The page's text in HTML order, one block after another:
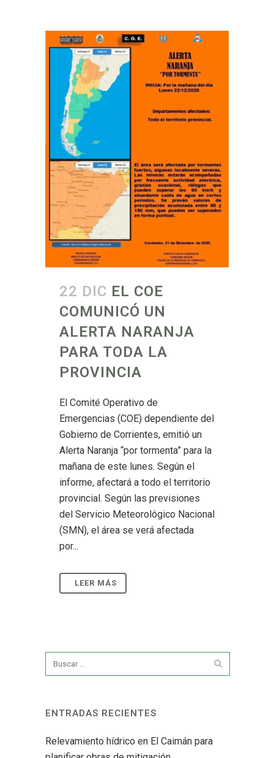
22 DIC EL COE
COMUNICÓ UN
ALERTA NARANJA
PARA TODA LA
PROVINCIA
El Comité Operativo de
Emergencias (COE) dependiente del
Gobierno de Corrientes, emitió un
Alerta Naranja “por tormenta” para la
mañana de este lunes. Según el
informe, afectará a todo el territorio
provincial. Según las previsiones
del Servicio Meteorológico Nacional
(SMN), el área se verá afectada
por...
ENTRADAS RECIENTES
Relevamiento hídrico en El Caimán para